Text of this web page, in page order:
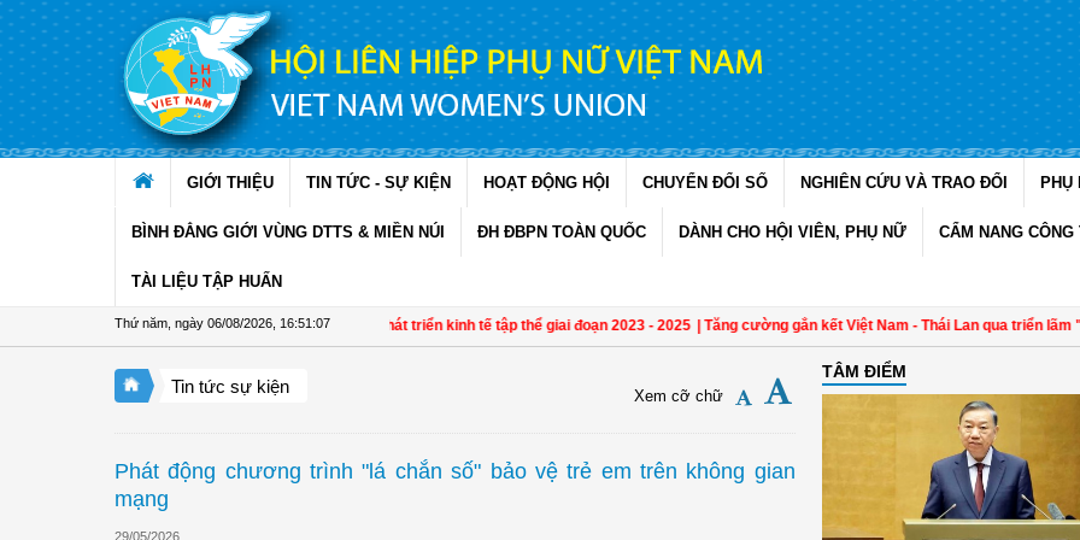
Truy cập nội dung luôn
GIỚI THIỆU TIN TỨC - SỰ KIỆN HOẠT ĐỘNG HỘI CHUYỂN ĐỔI SỐ NGHIÊN CỨU VÀ TRAO ĐỔI PHỤ
BÌNH ĐẲNG GIỚI VÙNG DTTS & MIỀN NÚI ĐH ĐBPN TOÀN QUỐC DÀNH CHO HỘI VIÊN, PHỤ NỮ CẨM NANG CÔNG
TÀI LIỆU TẬP HUẤN
Thứ năm, ngày 06/08/2026 16:51:08
Đề án 01: Dấu ấn phụ nữ trong phát triển kinh tế tập thể giai đoạn 2023 - 2025 | Tăng cường gắn kết Việt Nam - Thái Lan qua triển lãm "Đan
Tin tức sự kiện Xem cỡ chữ
Phát động chương trình "lá chắn số" bảo vệ trẻ em trên không gian
mạng
29/05/2026
TÂM ĐIỂM